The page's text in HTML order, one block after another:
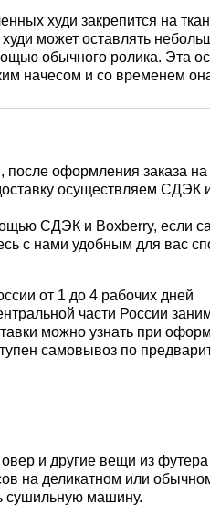
худи закрепится на
худи может оставлять
обычного ролика. Эта
начесом и со временем
после оформления заказа
осуществляем СДЭК
СДЭК и Boxberry, если
с нами удобным для вас
от 1 до 4 рабочих дней
части России
можно узнать при
самовывоз по
и другие вещи из
на деликатном или
сушильную машину.